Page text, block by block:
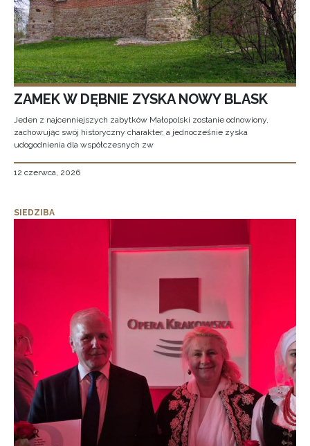
ZAMEK W DĘBNIE ZYSKA NOWY BLASK
Jeden z najcenniejszych zabytków Małopolski zostanie odnowiony,
zachowując swój historyczny charakter, a jednocześnie zyska
udogodnienia dla współczesnych zw
12 czerwca, 2026
SIEDZIBA